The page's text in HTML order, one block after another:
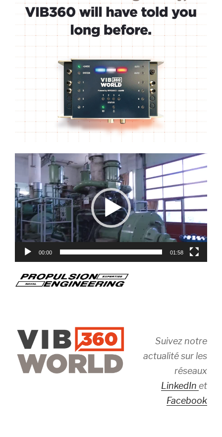
Lecteur
00:00 01:58
Suivez notre
actualité sur les
réseaux
LinkedIn et
Facebook